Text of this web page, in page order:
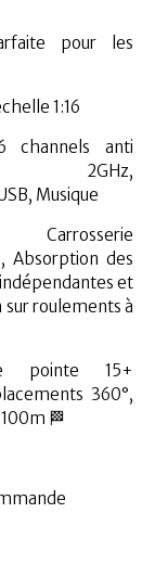
pour les
1:16
channels anti
Musique
Absorption des
et
roulements à
pointe 15+
360°,
🏁